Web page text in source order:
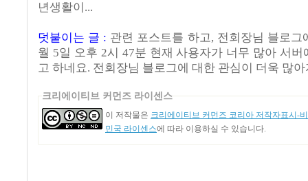
년생활이...
덧붙이는 글 : 관련 포스트를 하고, 전회장님 블로그
월 5일 오후 2시 47분 현재 사용자가 너무 많아 서
고 하네요. 전회장님 블로그에 대한 관심이 더욱 많
크리에이티브 커먼즈 라이센스
이 저작물은 크리에이티브 커먼즈 코리아 저작자표시-
민국 라이센스에 따라 이용하실 수 있습니다.